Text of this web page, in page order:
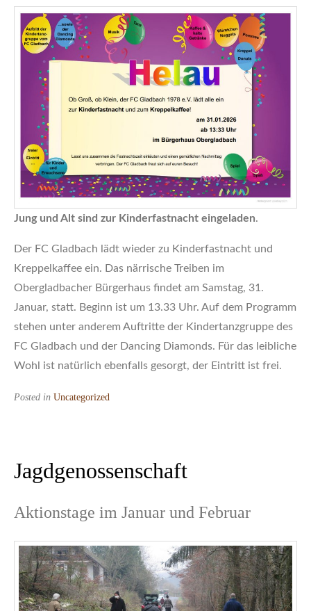
Jung und Alt sind zur Kinderfastnacht eingeladen.
Der FC Gladbach lädt wieder zu Kinderfastnacht und
Kreppelkaffee ein. Das närrische Treiben im
Obergladbacher Bürgerhaus findet am Samstag, 31.
Januar, statt. Beginn ist um 13.33 Uhr. Auf dem Programm
stehen unter anderem Auftritte der Kindertanzgruppe des
FC Gladbach und der Dancing Diamonds. Für das leibliche
Wohl ist natürlich ebenfalls gesorgt, der Eintritt ist frei.
Posted in Uncategorized
Jagdgenossenschaft
Aktionstage im Januar und Februar